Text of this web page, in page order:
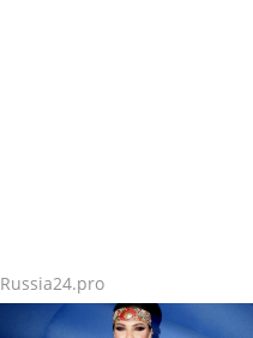
Russia24.pro